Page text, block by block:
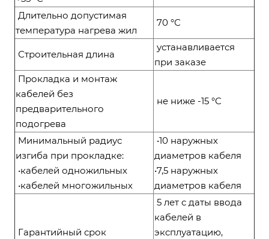
Длительно допустимая
температура нагрева жил
70 °С
Строительная длина
устанавливается
при заказе
Прокладка и монтаж
кабелей без
предварительного
подогрева
не ниже -15 °С
Минимальный радиус
изгиба при прокладке:
•кабелей одножильных
•кабелей многожильных
•10 наружных
диаметров кабеля
•7,5 наружных
диаметров кабеля
Гарантийный срок
5 лет с даты ввода
кабелей в
эксплуатацию,